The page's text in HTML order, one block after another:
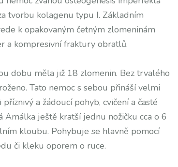
tvorbu kolagenu typu I. Základním
k opakovaným četným zlomeninám
a kompresivní fraktury obratlů.
dobu měla již 18 zlomenin. Bez trvalého
Tato nemoc s sebou přináší velmi
a žádoucí pohyb, cvičení a časté
ještě kratší jednu nožičku cca o 6
kloubu. Pohybuje se hlavně pomocí
či kleku oporem o ruce.